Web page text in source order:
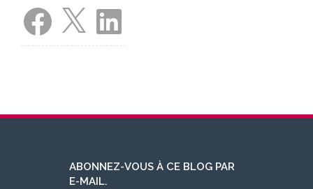
Facebook LinkedIn
ABONNEZ-VOUS À CE BLOG PAR
E-MAIL.